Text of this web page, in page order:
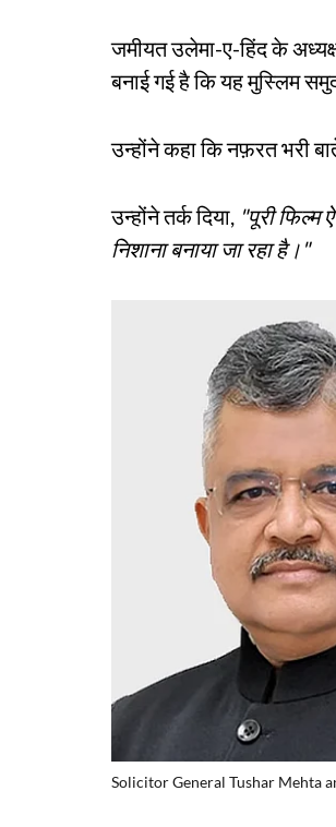
जमीयत उलेमा-ए-हिंद के
बनाई गई है कि यह मुस्लिम
उन्होंने कहा कि नफ़रत भरी
उन्होंने तर्क दिया, "पूरी फिल्म
निशाना बनाया जा रहा है।"
Solicitor General Tushar Mehta